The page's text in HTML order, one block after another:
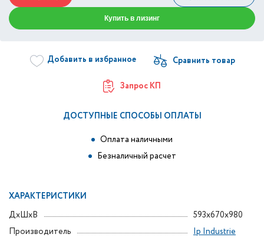
Купить в лизинг
Добавить в избранное
Запрос КП
ДОСТУПНЫЕ СПОСОБЫ ОПЛАТЫ
Оплата наличными
Безналичный расчет
ХАРАКТЕРИСТИКИ
ДxШxВ
593x670x980
Производитель
Ip Industrie